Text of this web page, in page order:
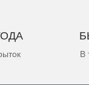
В